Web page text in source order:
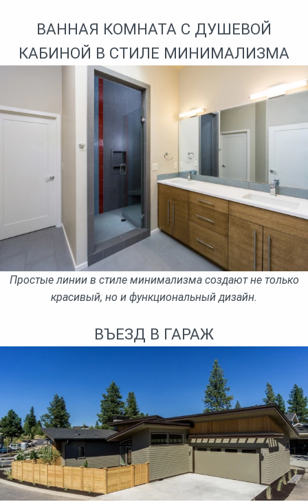
ВАННАЯ КОМНАТА С ДУШЕВОЙ
КАБИНОЙ В СТИЛЕ МИНИМАЛИЗМА
Простые линии в стиле минимализма создают не только
красивый, но и функциональный дизайн.
ВЪЕЗД В ГАРАЖ